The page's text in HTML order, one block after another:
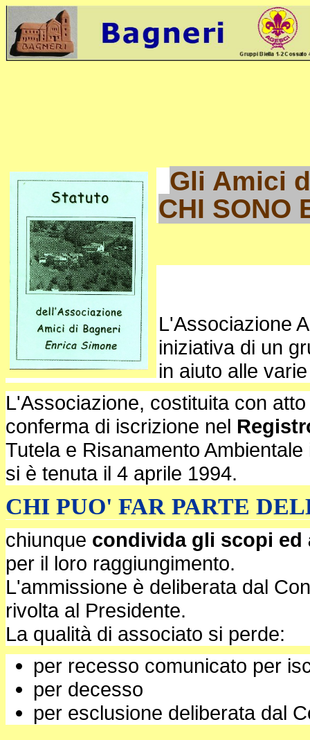
Gli Amici
CHI SONO
L'Associazione
iniziativa di un
in aiuto alle
L'Associazione, costituita con
conferma di iscrizione nel
Tutela e Risanamento
si è tenuta il 4 aprile 1994.
CHI PUO' FAR PARTE
chiunque condivida gli scopi
per il loro raggiungimento.
L'ammissione è deliberata dal
rivolta al Presidente.
La qualità di associato si perde:
per recesso comunicato per
per decesso
per esclusione deliberata dal